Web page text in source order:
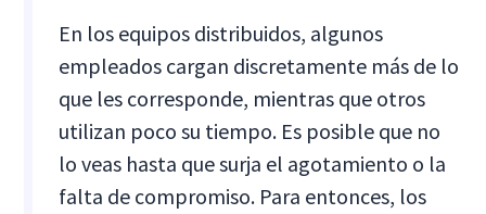
En los equipos distribuidos, algunos
empleados cargan discretamente más de lo
que les corresponde, mientras que otros
utilizan poco su tiempo. Es posible que no
lo veas hasta que surja el agotamiento o la
falta de compromiso. Para entonces, los